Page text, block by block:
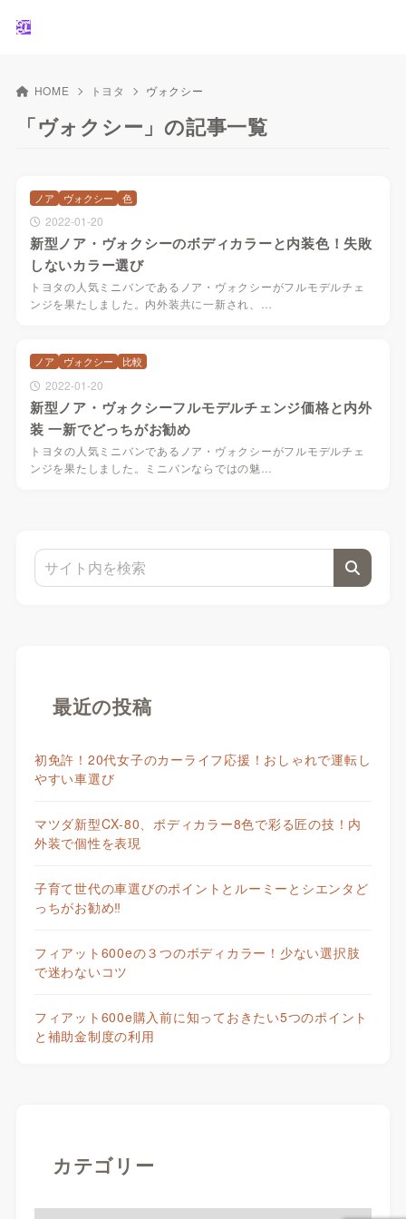
HOME トヨタ ヴォクシー
「ヴォクシー」の記事一覧
ノア ヴォクシー 色
2022-01-20
新型ノア・ヴォクシーのボディカラーと内装色！失敗
しないカラー選び
トヨタの人気ミニバンであるノア・ヴォクシーがフルモデルチェ
ンジを果たしました。内外装共に一新され、…
ノア ヴォクシー 比較
2022-01-20
新型ノア・ヴォクシーフルモデルチェンジ価格と内外
装 一新でどっちがお勧め
トヨタの人気ミニバンであるノア・ヴォクシーがフルモデルチェ
ンジを果たしました。ミニバンならではの魅…
最近の投稿
初免許！20代女子のカーライフ応援！おしゃれで運転し
やすい車選び
マツダ新型CX-80、ボディカラー8色で彩る匠の技！内
外装で個性を表現
子育て世代の車選びのポイントとルーミーとシエンタど
っちがお勧め‼
フィアット600eの３つのボディカラー！少ない選択肢
で迷わないコツ
フィアット600e購入前に知っておきたい5つのポイント
と補助金制度の利用
カテゴリー